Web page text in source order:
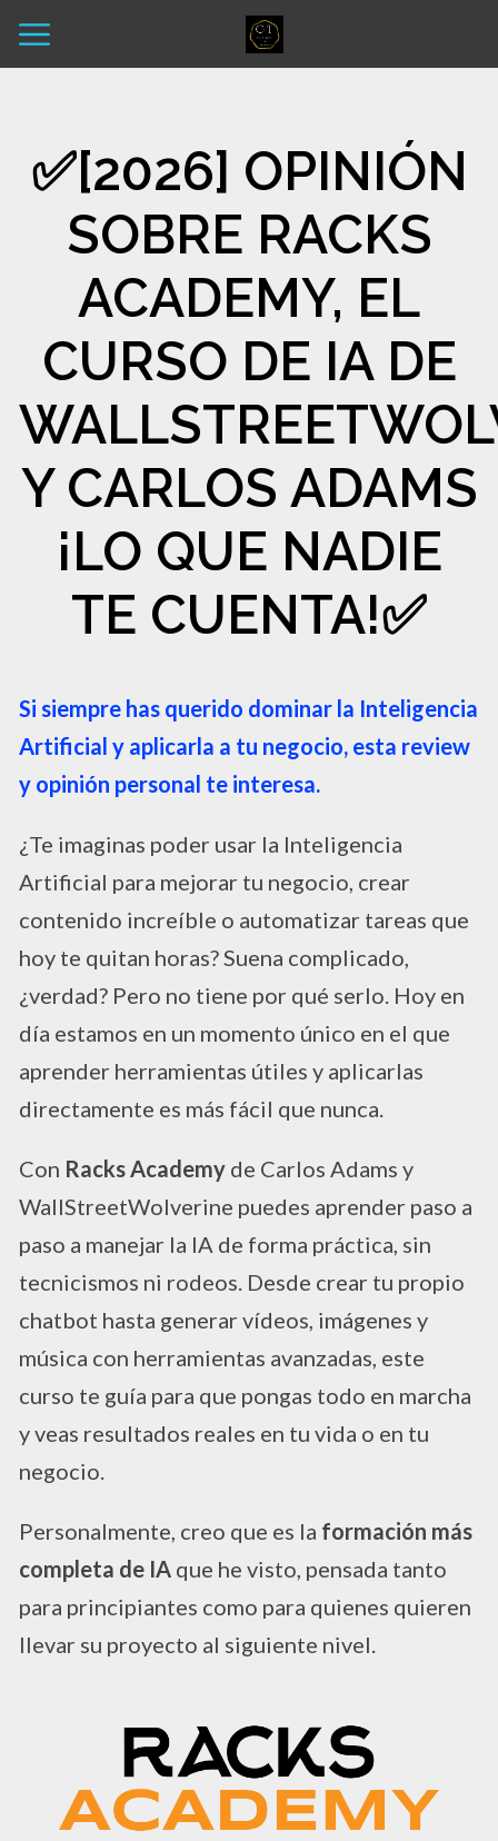
✅[2026] OPINIÓN
SOBRE RACKS
ACADEMY, EL
CURSO DE IA DE
Y CARLOS ADAMS
¡LO QUE NADIE
TE CUENTA!✅
Si siempre has querido dominar la Inteligencia
Artificial y aplicarla a tu negocio, esta review
y opinión personal te interesa.
¿Te imaginas poder usar la Inteligencia
Artificial para mejorar tu negocio, crear
contenido increíble o automatizar tareas que
hoy te quitan horas? Suena complicado,
¿verdad? Pero no tiene por qué serlo. Hoy en
día estamos en un momento único en el que
aprender herramientas útiles y aplicarlas
directamente es más fácil que nunca.
Con Racks Academy de Carlos Adams y
WallStreetWolverine puedes aprender paso a
paso a manejar la IA de forma práctica, sin
tecnicismos ni rodeos. Desde crear tu propio
chatbot hasta generar vídeos, imágenes y
música con herramientas avanzadas, este
curso te guía para que pongas todo en marcha
y veas resultados reales en tu vida o en tu
negocio.
Personalmente, creo que es la formación más
completa de IA que he visto, pensada tanto
para principiantes como para quienes quieren
llevar su proyecto al siguiente nivel.